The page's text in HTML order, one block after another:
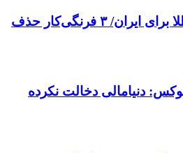
شانس یک مدال طلا برای ایران/ ۳ فرنگی‌کار حذف
دنیامالی دخالت نکرده